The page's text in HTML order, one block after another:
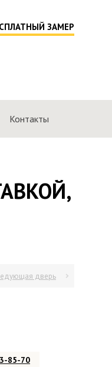
ЗАМЕР
Контакты
дверь
85-70